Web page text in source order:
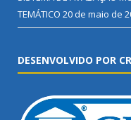
TEMÁTICO 20 de maio de
DESENVOLVIDO POR